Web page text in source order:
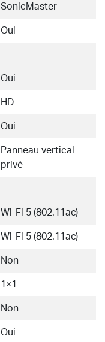
SonicMaster
Oui
Oui
HD
Oui
Panneau vertical
privé
Wi-Fi 5 (802.11ac)
Wi-Fi 5 (802.11ac)
Non
1×1
Non
Oui